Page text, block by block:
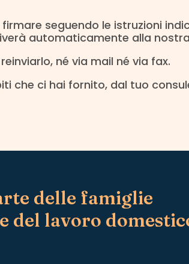
seguendo le istruzioni
automaticamente alla
né via mail né via fax.
che ci hai fornito, dal tuo
delle famiglie
del lavoro